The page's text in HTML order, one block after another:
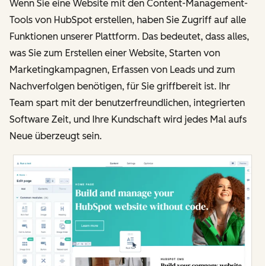
Wenn Sie eine Website mit den Content-Management-
Tools von HubSpot erstellen, haben Sie Zugriff auf alle
Funktionen unserer Plattform. Das bedeutet, dass alles,
was Sie zum Erstellen einer Website, Starten von
Marketingkampagnen, Erfassen von Leads und zum
Nachverfolgen benötigen, für Sie griffbereit ist. Ihr
Team spart mit der benutzerfreundlichen, integrierten
Software Zeit, und Ihre Kundschaft wird jedes Mal aufs
Neue überzeugt sein.